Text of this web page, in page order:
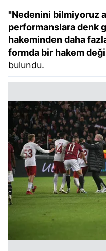
"Nedenini bilmiyoruz
performanslara denk
hakeminden daha
formda bir hakem
bulundu.